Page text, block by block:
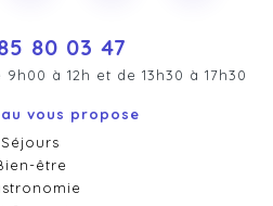
80 03 47
à 12h et de 13h30 à 17h30
vous propose
Séjours
être